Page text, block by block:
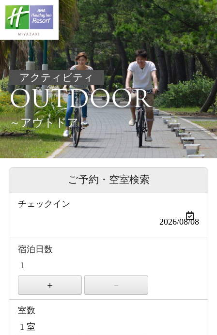
アクティビティ
OUTDOOR
～アウトドア～
ご予約・空室検索
チェックイン
宿泊日数
室数